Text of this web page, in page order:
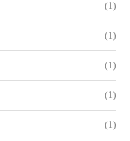
(1)
(1)
(1)
(1)
(1)